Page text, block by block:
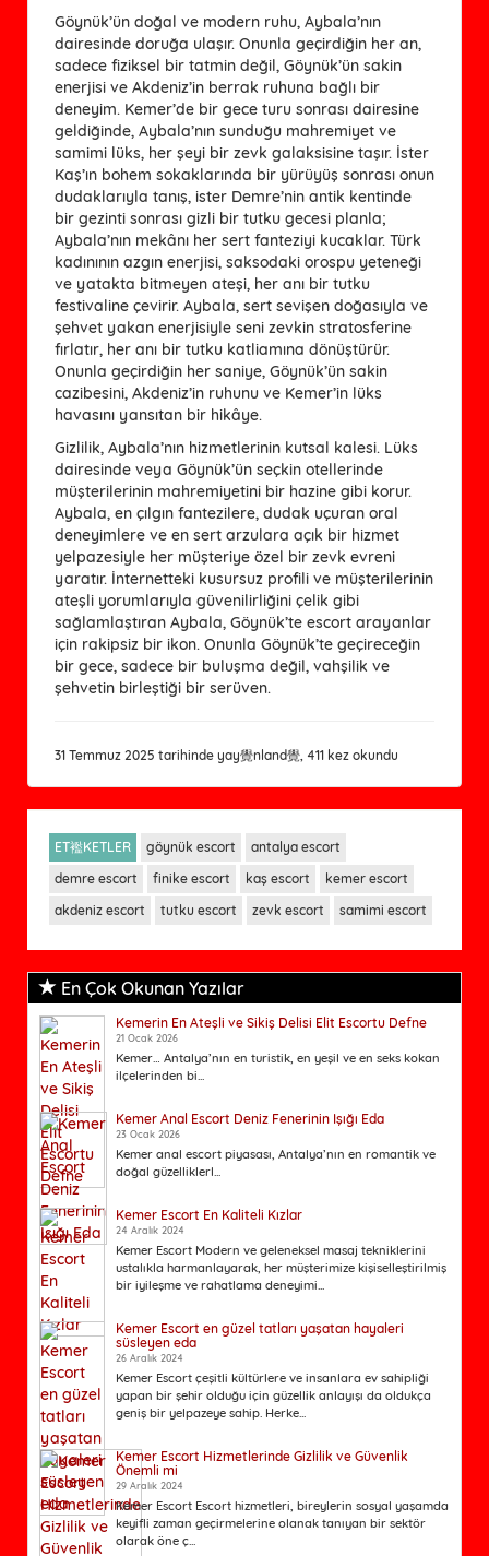
Göynük’ün doğal ve modern ruhu, Aybala’nın
dairesinde doruğa ulaşır. Onunla geçirdiğin her an,
sadece fiziksel bir tatmin değil, Göynük’ün sakin
enerjisi ve Akdeniz’in berrak ruhuna bağlı bir
deneyim. Kemer’de bir gece turu sonrası dairesine
geldiğinde, Aybala’nın sunduğu mahremiyet ve
samimi lüks, her şeyi bir zevk galaksisine taşır. İster
Kaş’ın bohem sokaklarında bir yürüyüş sonrası onun
dudaklarıyla tanış, ister Demre’nin antik kentinde
bir gezinti sonrası gizli bir tutku gecesi planla;
Aybala’nın mekânı her sert fanteziyi kucaklar. Türk
kadınının azgın enerjisi, saksodaki orospu yeteneği
ve yatakta bitmeyen ateşi, her anı bir tutku
festivaline çevirir. Aybala, sert sevişen doğasıyla ve
şehvet yakan enerjisiyle seni zevkin stratosferine
fırlatır, her anı bir tutku katliamına dönüştürür.
Onunla geçirdiğin her saniye, Göynük’ün sakin
cazibesini, Akdeniz’in ruhunu ve Kemer’in lüks
havasını yansıtan bir hikâye.
Gizlilik, Aybala’nın hizmetlerinin kutsal kalesi. Lüks
dairesinde veya Göynük’ün seçkin otellerinde
müşterilerinin mahremiyetini bir hazine gibi korur.
Aybala, en çılgın fantezilere, dudak uçuran oral
deneyimlere ve en sert arzulara açık bir hizmet
yelpazesiyle her müşteriye özel bir zevk evreni
yaratır. İnternetteki kusursuz profili ve müşterilerinin
ateşli yorumlarıyla güvenilirliğini çelik gibi
sağlamlaştıran Aybala, Göynük’te escort arayanlar
için rakipsiz bir ikon. Onunla Göynük’te geçireceğin
bir gece, sadece bir buluşma değil, vahşilik ve
şehvetin birleştiği bir serüven.
31 Temmuz 2025 tarihinde yay覺nland覺, 411 kez okundu
ET襤KETLER göynük escort
antalya escort
demre escort
finike escort kaş escort
kemer escort
akdeniz escort
tutku escort zevk escort samimi escort
En Çok Okunan Yazılar
Kemerin En Ateşli ve Sikiş Delisi Elit Escortu Defne
21 Ocak 2026
Kemer… Antalya’nın en turistik, en yeşil ve en seks kokan
ilçelerinden bi...
Kemer Anal Escort Deniz Fenerinin Işığı Eda
23 Ocak 2026
Kemer anal escort piyasası, Antalya’nın en romantik ve
doğal güzelliklerl...
Kemer Escort En Kaliteli Kızlar
24 Aralık 2024
Kemer Escort Modern ve geleneksel masaj tekniklerini
ustalıkla harmanlayarak, her müşterimize kişiselleştirilmiş
bir iyileşme ve rahatlama deneyimi...
Kemer Escort en güzel tatları yaşatan hayaleri
süsleyen eda
26 Aralık 2024
Kemer Escort çeşitli kültürlere ve insanlara ev sahipliği
yapan bir şehir olduğu için güzellik anlayışı da oldukça
geniş bir yelpazeye sahip. Herke...
Kemer Escort Hizmetlerinde Gizlilik ve Güvenlik
Önemli mi
29 Aralık 2024
Kemer Escort Escort hizmetleri, bireylerin sosyal yaşamda
keyifli zaman geçirmelerine olanak tanıyan bir sektör
olarak öne ç...